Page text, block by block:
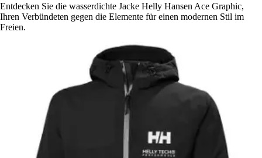
Entdecken Sie die wasserdichte Jacke Helly Hansen Ace Graphic,
Ihren Verbündeten gegen die Elemente für einen modernen Stil im
Freien.